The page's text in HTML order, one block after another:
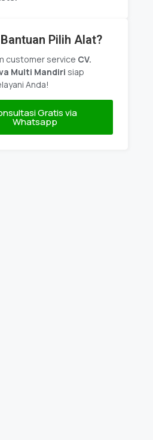
Pilih Alat?
customer service CV.
Multi Mandiri siap
Anda!
Gratis via
Whatsapp